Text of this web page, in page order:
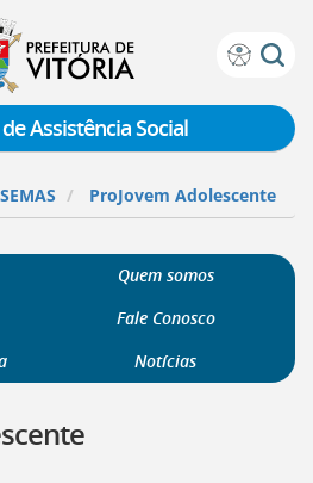
Assistência Social
SEMAS ProJovem Adolescente
Quem somos
Fale Conosco
Notícias